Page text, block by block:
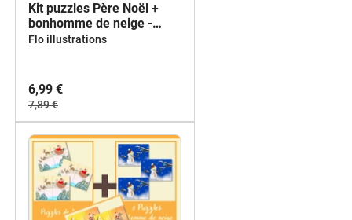
Kit puzzles Père Noël +
bonhomme de neige -
maternelle + primaire
Flo illustrations
6,99 €
7,89 €